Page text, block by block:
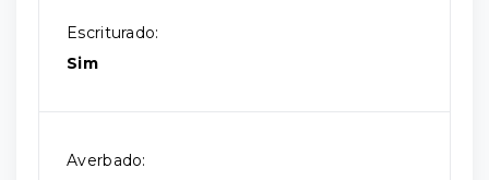
Escriturado:
Sim
Averbado: